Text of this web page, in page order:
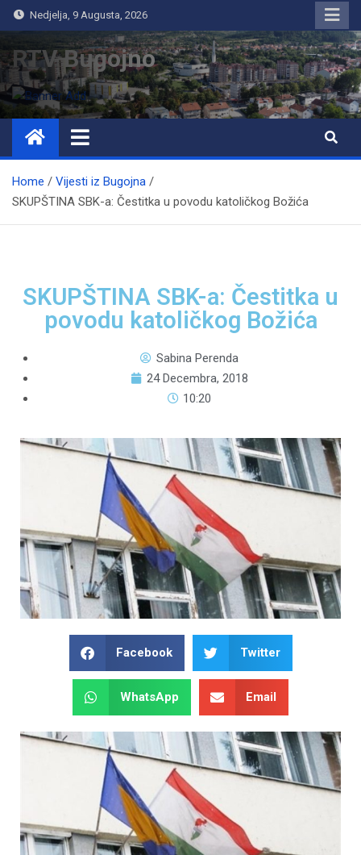
Nedjelja, 9 Augusta, 2026
RTV Bugojno
Home
Vijesti iz Bugojna
SKUPŠTINA SBK-a: Čestitka u povodu katoličkog Božića
SKUPŠTINA SBK-a: Čestitka u
povodu katoličkog Božića
Sabina Perenda
24 Decembra, 2018
10:20
Facebook Twitter
WhatsApp Email